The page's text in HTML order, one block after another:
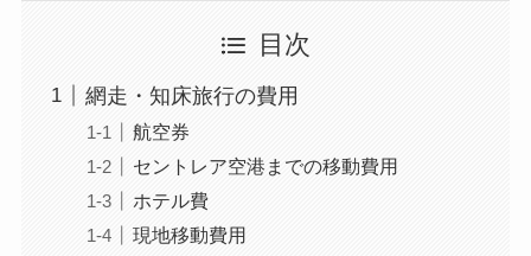
目次
網走・知床旅行の費用
航空券
セントレア空港までの移動費用
ホテル費
現地移動費用